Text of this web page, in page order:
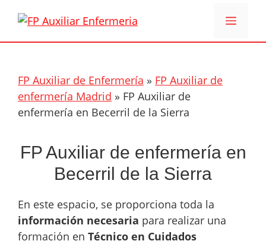
contenido
Menú
FP Auxiliar de Enfermería » FP Auxiliar de
enfermería Madrid » FP Auxiliar de
enfermería en Becerril de la Sierra
FP Auxiliar de enfermería en
Becerril de la Sierra
En este espacio, se proporciona toda la
información necesaria para realizar una
formación en Técnico en Cuidados